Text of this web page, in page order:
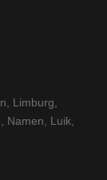
Limburg
Namen Luik